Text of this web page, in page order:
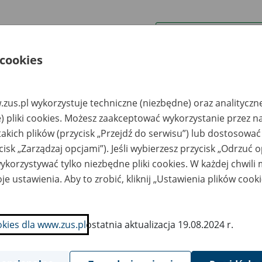
uwagi można przesyłać poprzez
Ukryj wszystkie pozycje bazy
pracy
Miejsce
przechowywania
dokumentów
Nr zespołu akt w
archiwum
państwowym
Daty
w
Minoga
Regionalnej Związku
Lustracyjnego
Spółdzielni Pracy w
wykorzystuje techniczne (niezbędne) oraz
pliki cookies. Możesz zaakceptować wykorzystanie przez
plików (przycisk „Przejdź do serwisu”) lub
„Zarządzaj opcjami”). Jeśli wybierzesz przycisk „Odrzuć
tylko niezbędne pliki cookies. W każdej chwili
ustawienia. Aby to zrobić, kliknij „Ustawienia plików
dla www.zus.plostatnia aktualizacja 19.08.2024 r.